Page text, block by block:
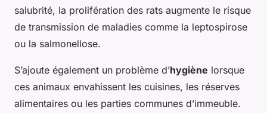
salubrité, la prolifération des rats augmente le risque
de transmission de maladies comme la leptospirose
ou la salmonellose.
S’ajoute également un problème d’hygiène lorsque
ces animaux envahissent les cuisines, les réserves
alimentaires ou les parties communes d’immeuble.